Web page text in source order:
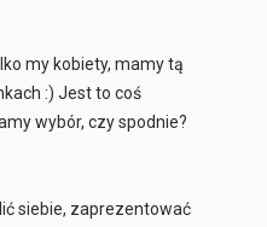
my kobiety, mamy tą
:) Jest to coś
wybór, czy spodnie?
siebie, zaprezentować